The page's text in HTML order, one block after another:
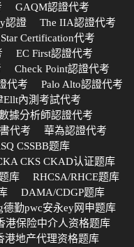
GAQM認證代考
認證
The IIA認證代考
Star Certification代考
EC First認證代考
Check Point認證代考
代考
Palo Alto認證代考
Ellt內測考試代考
據分析師認證代考
代考
華為認證代考
CSSBB题库
CKS CKAD认证题库
库
RHCSA/RHCE题库
DAMA/CDGP题库
德勤pwc安永ey网申题库
港保险中介人资格题库
港地产代理资格题库